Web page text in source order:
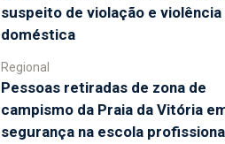
suspeito de violação e violência
doméstica
Regional
Pessoas retiradas de zona de
campismo da Praia da Vitória
segurança na escola